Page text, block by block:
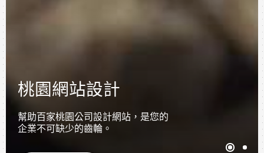
桃園網站設計
幫助百家桃園公司設計網站，是您的
企業不可缺少的齒輪。